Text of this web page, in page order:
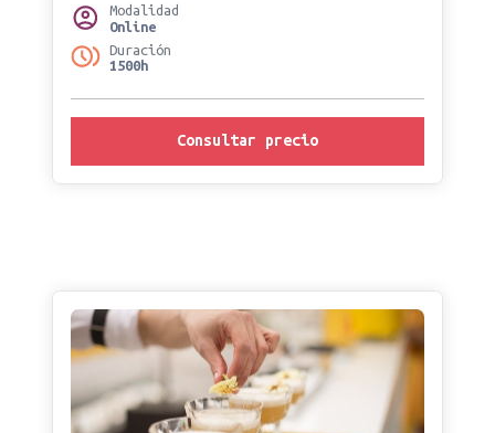
Modalidad
Online
Duración
1500h
Consultar precio